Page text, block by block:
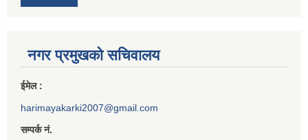
नगर प्रमुखको सचिवालय
ईमेल :
harimayakarki2007@gmail.com
सम्पर्क नं.